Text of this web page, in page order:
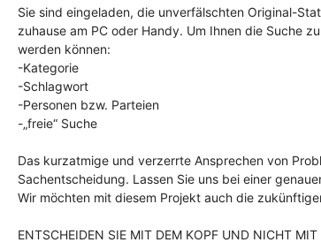
Sie sind eingeladen, die unverfälschten Original-
zuhause am PC oder Handy. Um Ihnen die Suche
werden können:
-Kategorie
-Schlagwort
-Personen bzw. Parteien
-„freie“ Suche
Das kurzatmige und verzerrte Ansprechen von
Sachentscheidung. Lassen Sie uns bei einer
Wir möchten mit diesem Projekt auch die
ENTSCHEIDEN SIE MIT DEM KOPF UND NICHT MIT